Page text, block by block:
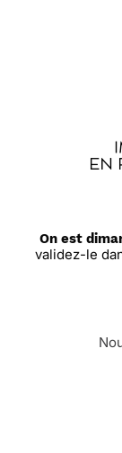
On est
validez-le